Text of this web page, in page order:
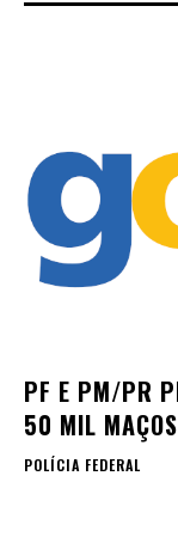
PF E PM/PR
50 MIL
POLÍCIA FEDERAL